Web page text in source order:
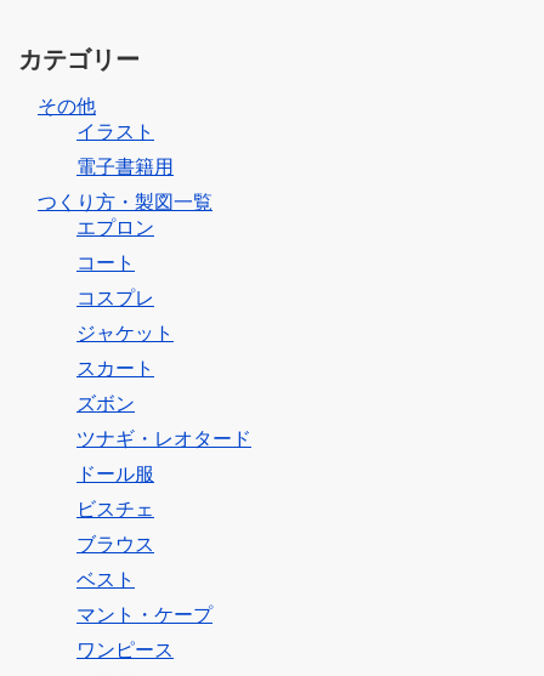
カテゴリー
その他
イラスト
電子書籍用
つくり方・製図一覧
エプロン
コート
コスプレ
ジャケット
スカート
ズボン
ツナギ・レオタード
ドール服
ビスチェ
ブラウス
ベスト
マント・ケープ
ワンピース